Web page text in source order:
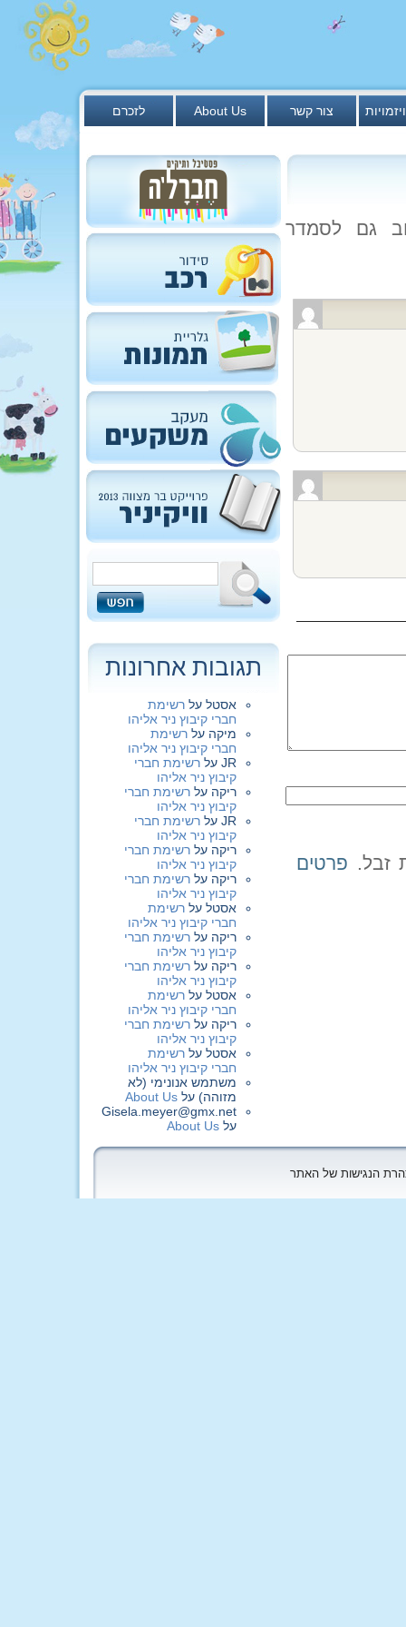
לזכרם About Us צור קשר
גם לסמדר
פרטים
תגובות אחרונות
אסטל על רשימת
חברי קיבוץ ניר אליהו
מיקה על רשימת
חברי קיבוץ ניר אליהו
JR על רשימת חברי
קיבוץ ניר אליהו
ריקה על רשימת חברי
קיבוץ ניר אליהו
JR על רשימת חברי
קיבוץ ניר אליהו
ריקה על רשימת חברי
קיבוץ ניר אליהו
ריקה על רשימת חברי
קיבוץ ניר אליהו
אסטל על רשימת
חברי קיבוץ ניר אליהו
ריקה על רשימת חברי
קיבוץ ניר אליהו
ריקה על רשימת חברי
קיבוץ ניר אליהו
אסטל על רשימת
חברי קיבוץ ניר אליהו
ריקה על רשימת חברי
קיבוץ ניר אליהו
אסטל על רשימת
חברי קיבוץ ניר אליהו
משתמש אנונימי (לא
מזוהה) על About Us
Gisela.meyer@gmx.net
על About Us
הנגישות של האתר